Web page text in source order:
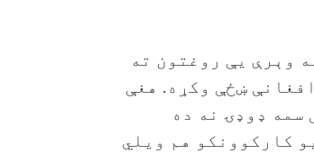
وېرې یې روغتون ته
ښځې وکړه. هغې
سمه ډوډۍ نه ده
کارکوونکو هم ویلي